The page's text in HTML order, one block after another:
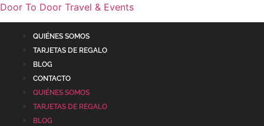
Door To Door Travel & Events
QUIÉNES SOMOS
TARJETAS DE REGALO
BLOG
CONTACTO
QUIÉNES SOMOS
TARJETAS DE REGALO
BLOG